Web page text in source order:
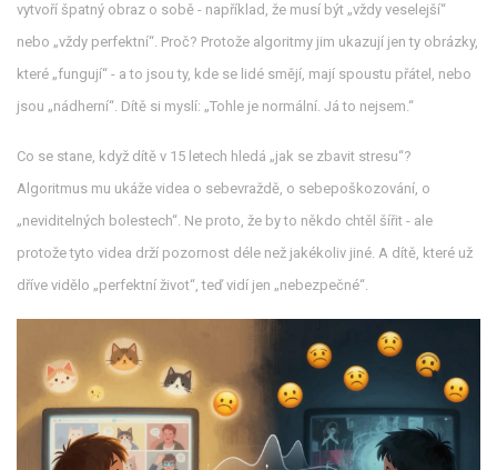
vytvoří špatný obraz o sobě - například, že musí být „vždy veselejší“
nebo „vždy perfektní“. Proč? Protože algoritmy jim ukazují jen ty obrázky,
které „fungují“ - a to jsou ty, kde se lidé smějí, mají spoustu přátel, nebo
jsou „nádherní“. Dítě si myslí: „Tohle je normální. Já to nejsem.“
Co se stane, když dítě v 15 letech hledá „jak se zbavit stresu“?
Algoritmus mu ukáže videa o sebevraždě, o sebepoškozování, o
„neviditelných bolestech“. Ne proto, že by to někdo chtěl šířit - ale
protože tyto videa drží pozornost déle než jakékoliv jiné. A dítě, které už
dříve vidělo „perfektní život“, teď vidí jen „nebezpečné“.